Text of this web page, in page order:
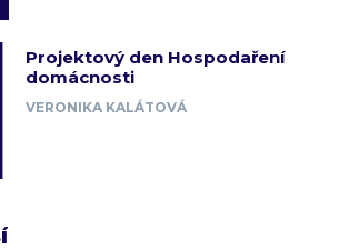
Projektový den Hospodaření
domácnosti
VERONIKA KALÁTOVÁ